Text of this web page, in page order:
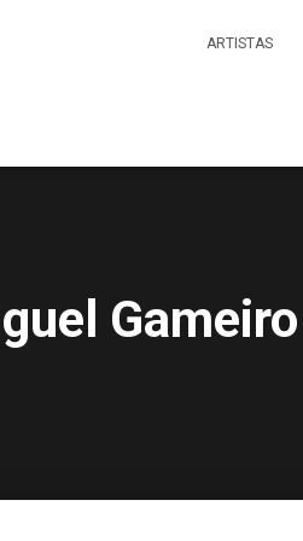
ARTISTAS